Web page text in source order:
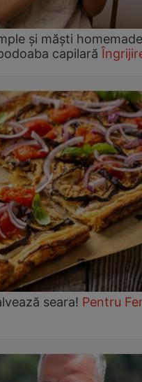
și măști homemade
capilară
seara! Pentru